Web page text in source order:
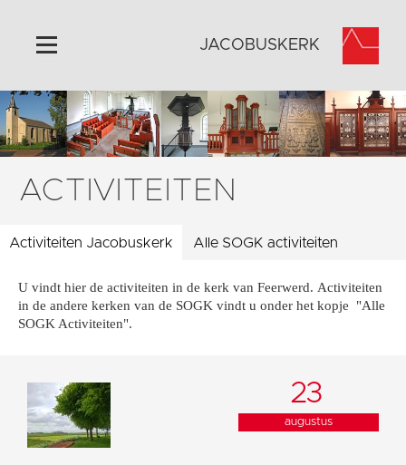
Home
Algemeen
Historie
Activiteiten
Contact
Vaktaal
JACOBUSKERK
ACTIVITEITEN
Activiteiten Jacobuskerk Alle SOGK activiteiten
U vindt hier de activiteiten in de kerk van Feerwerd. Activiteiten
in de andere kerken van de SOGK vindt u onder het kopje "Alle
SOGK Activiteiten".
23
augustus